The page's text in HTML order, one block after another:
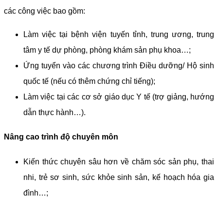
các công việc bao gồm:
Làm việc tại bệnh viện tuyến tỉnh, trung ương, trung
tâm y tế dự phòng, phòng khám sản phụ khoa…;
Ứng tuyển vào các chương trình Điều dưỡng/ Hộ sinh
quốc tế (nếu có thêm chứng chỉ tiếng);
Làm việc tại các cơ sở giáo dục Y tế (trợ giảng, hướng
dẫn thực hành…).
Nâng cao trình độ chuyên môn
Kiến thức chuyên sâu hơn về chăm sóc sản phụ, thai
nhi, trẻ sơ sinh, sức khỏe sinh sản, kế hoạch hóa gia
đình…;